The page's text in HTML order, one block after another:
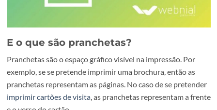
E o que são pranchetas?